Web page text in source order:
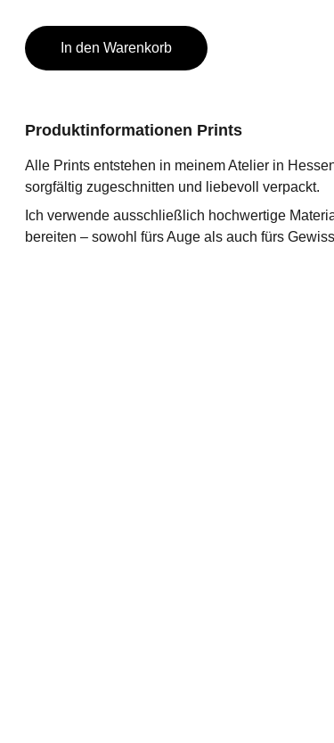
In den Warenkorb
Produktinformationen Prints
Alle Prints entstehen in meinem Atelier in
sorgfältig zugeschnitten und liebevoll verpackt.
Ich verwende ausschließlich hochwertige
bereiten – sowohl fürs Auge als auch fürs